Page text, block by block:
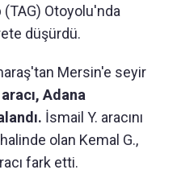
Otoyolu'nda
düşürdü.
Mersin'e seyir
Adana
İsmail Y. aracını
olan Kemal G.,
fark etti.